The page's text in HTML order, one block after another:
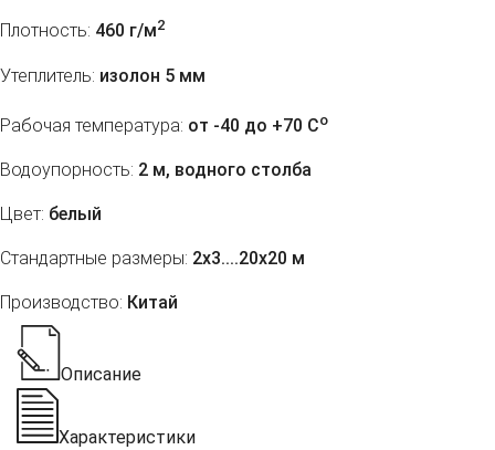
Плотность: 460 г/м2
Утеплитель: изолон 5 мм
Рабочая температура: от -40 до +70 Co
Водоупорность: 2 м, водного столба
Цвет: белый
Стандартные размеры: 2х3....20х20 м
Производство: Китай
Описание
Характеристики